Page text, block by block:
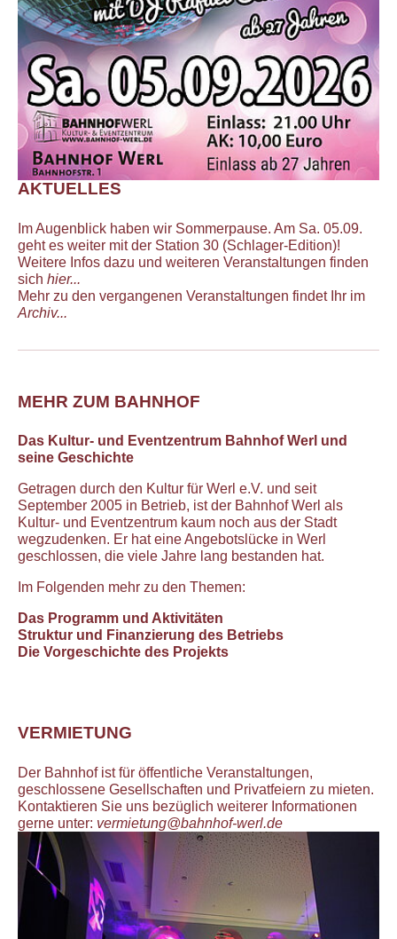
AKTUELLES
Im Augenblick haben wir Sommerpause. Am Sa. 05.09.
geht es weiter mit der Station 30 (Schlager-Edition)!
Weitere Infos dazu und weiteren Veranstaltungen finden
sich hier...
Mehr zu den vergangenen Veranstaltungen findet Ihr im
Archiv...
MEHR ZUM BAHNHOF
Das Kultur- und Eventzentrum Bahnhof Werl und
seine Geschichte
Getragen durch den Kultur für Werl e.V. und seit
September 2005 in Betrieb, ist der Bahnhof Werl als
Kultur- und Eventzentrum kaum noch aus der Stadt
wegzudenken. Er hat eine Angebotslücke in Werl
geschlossen, die viele Jahre lang bestanden hat.
Im Folgenden mehr zu den Themen:
Das Programm und Aktivitäten
Struktur und Finanzierung des Betriebs
Die Vorgeschichte des Projekts
VERMIETUNG
Der Bahnhof ist für öffentliche Veranstaltungen,
geschlossene Gesellschaften und Privatfeiern zu mieten.
Kontaktieren Sie uns bezüglich weiterer Informationen
gerne unter: vermietung@bahnhof-werl.de